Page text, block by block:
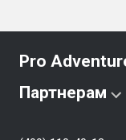
Pro
Партнерам